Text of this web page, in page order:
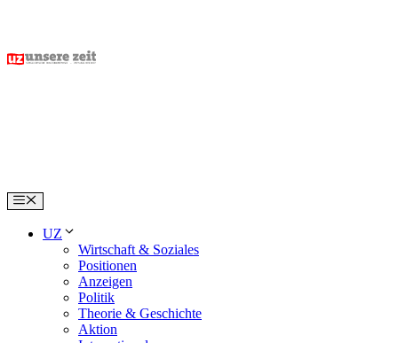
content
Menu
UZ
Wirtschaft & Soziales
Positionen
Anzeigen
Politik
Theorie & Geschichte
Aktion